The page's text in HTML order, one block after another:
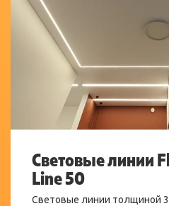
Световые линии
Line 50
Световые линии толщиной
2